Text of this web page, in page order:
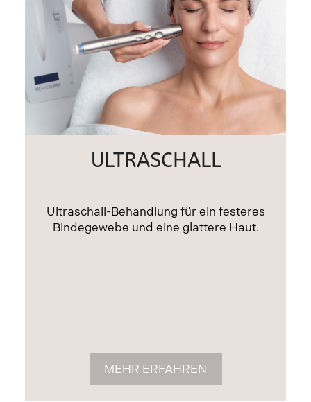
ULTRASCHALL
Ultraschall-Behandlung für ein festeres
Bindegewebe und eine glattere Haut.
MEHR ERFAHREN